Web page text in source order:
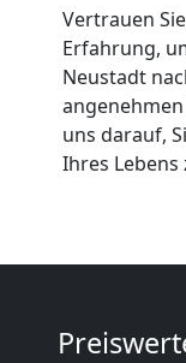
Vertrauen
Erfahrung,
Neustadt
uns darauf,
Ihres Lebens
Wiener
Wiener